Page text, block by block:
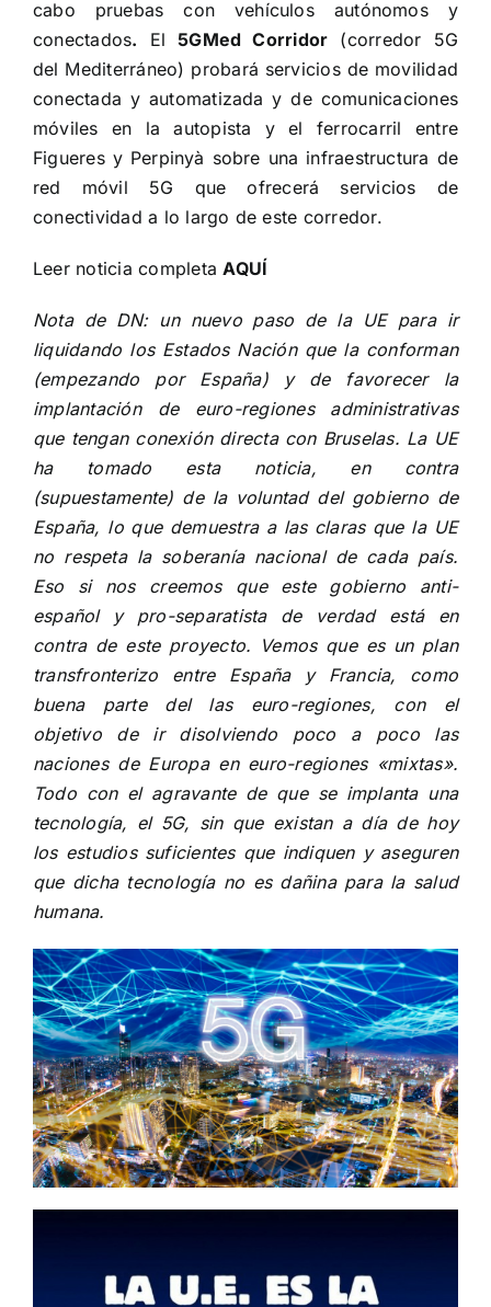
cabo pruebas con vehículos autónomos y
conectados. El5GMed Corridor (corredor 5G
del Mediterráneo) probará servicios de movilidad
conectada y automatizada y de comunicaciones
móviles en la autopista y el ferrocarril entre
Figueres y Perpinyà sobre una infraestructura de
red móvil 5G que ofrecerá servicios de
conectividad a lo largo de este corredor.
Leer noticia completaAQUÍ
Nota de DN: un nuevo paso de la UE para ir
liquidando los Estados Nación que la conforman
(empezando por España) y de favorecer la
implantación de euro-regiones administrativas
que tengan conexión directa con Bruselas. La UE
ha tomado esta noticia, en contra
(supuestamente) de la voluntad del gobierno de
España, lo que demuestra a las claras que la UE
no respeta la soberanía nacional de cada país.
Eso si nos creemos que este gobierno anti-
español y pro-separatista de verdad está en
contra de este proyecto. Vemos que es un plan
transfronterizo entre España y Francia, como
buena parte del las euro-regiones, con el
objetivo de ir disolviendo poco a poco las
naciones de Europa en euro-regiones «mixtas».
Todo con el agravante de que se implanta una
tecnología, el 5G, sin que existan a día de hoy
los estudios suficientes que indiquen y aseguren
que dicha tecnología no es dañina para la salud
humana.